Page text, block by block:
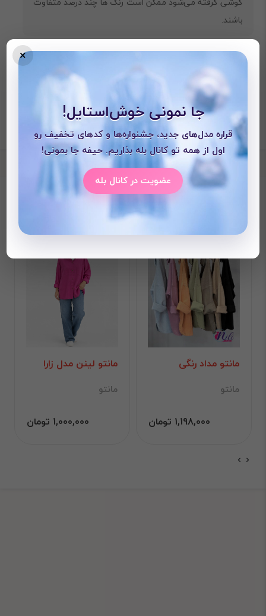
باشند.
محصولات دیده شده
مانتو مداد رنگی
مانتو
1,198,000 تومان
مانتو لینن مدل زارا
مانتو
1,000,000 تومان
×
جا نمونی خوش‌استایل!
قراره مدل‌های جدید، جشنواره‌ها و کدهای تخفیف رو
اول از همه تو کانال بله بذاریم. حیفه جا بمونی!
عضویت در کانال بله